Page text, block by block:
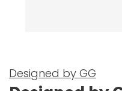
Designed by GG